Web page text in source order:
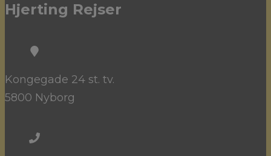
Hjerting Rejser
Kongegade 24 st. tv.
5800 Nyborg